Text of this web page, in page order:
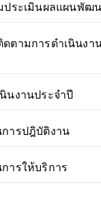
ประเมินผลแผนพัฒ
ตามการดำเนินงา
นงานประจำปี
ารปฎิบัติงาน
ารให้บริการ